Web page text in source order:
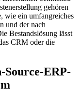
gehören
wie ein umfangreiches
und der nach
Bestandslösung lässt
CRM oder die
Source-ERP-